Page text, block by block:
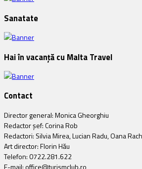
Sanatate
Hai în vacanță cu Malta Travel
Contact
Director general: Monica Gheorghiu
Redactor șef: Corina Rob
Redactori: Silvia Mirea, Lucian Radu, Oana
Art director: Florin Hău
Telefon: 0722.281.622
E-mail: office@turismclub.ro